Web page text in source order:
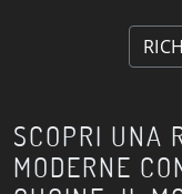
SCOPRI UNA
MODERNE